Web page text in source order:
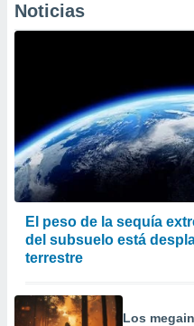
Noticias
El peso de la sequía
del subsuelo está
terrestre
Los